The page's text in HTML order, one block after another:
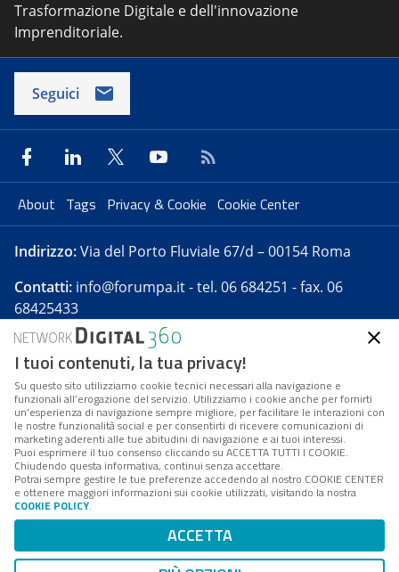
Trasformazione Digitale e dell'innovazione
Imprenditoriale.
Seguici
About Tags Privacy & Cookie Cookie Center
Indirizzo:Via del Porto Fluviale 67/d – 00154 Roma
Contatti: info@forumpa.it- tel. 06 684251 - fax. 06
68425433
Forumpa.itè una pubblicazione telematica iscritta
presso Registro della stampa del Tribunale di Roma -
Reg. n. 182 del 2 maggio 2008 - Direttore resp. Michela
Stentella
FPA s.r.l. è società soggetta a Direzione e
Coordinamento da parte di Digital360 S.p.A. - FPA s.r.l.
è un'azienda certificata per il sistema di management
Codice Fiscale/Partita IVA n. 10693191008 - R.E.A. Roma
n. 1249791. ISP AWS
I tuoi contenuti, la tua privacy!
Su questo sito utilizziamo cookie tecnici necessari alla navigazione e
funzionali all’erogazione del servizio. Utilizziamo i cookie anche per fornirti
un’esperienza di navigazione sempre migliore, per facilitare le interazioni con
le nostre funzionalità social e per consentirti di ricevere comunicazioni di
marketing aderenti alle tue abitudini di navigazione e ai tuoi interessi.
Puoi esprimere il tuo consenso cliccando su ACCETTA TUTTI I COOKIE.
Chiudendo questa informativa, continui senza accettare.
Potrai sempre gestire le tue preferenze accedendo al nostro COOKIE CENTER
e ottenere maggiori informazioni sui cookie utilizzati, visitando la nostra
COOKIE POLICY.
ACCETTA